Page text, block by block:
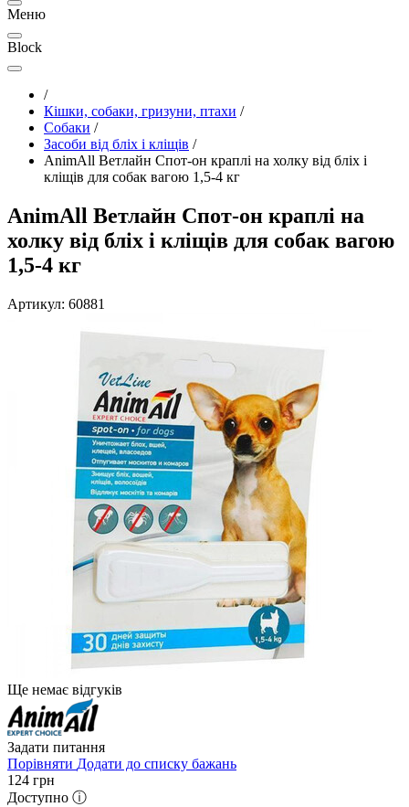
Меню
Block
/
Кішки, собаки, гризуни, птахи /
Собаки /
Засоби від бліх і кліщів /
AnimAll Ветлайн Спот-он краплі на холку від бліх і
кліщів для собак вагою 1,5-4 кг
AnimAll Ветлайн Спот-он краплі на
холку від бліх і кліщів для собак вагою
1,5-4 кг
Артикул: 60881
Ще немає відгуків
Задати питання
Порівняти Додати до списку бажань
124 грн
Доступно ⓘ